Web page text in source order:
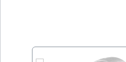
Produktgalerie überspringen